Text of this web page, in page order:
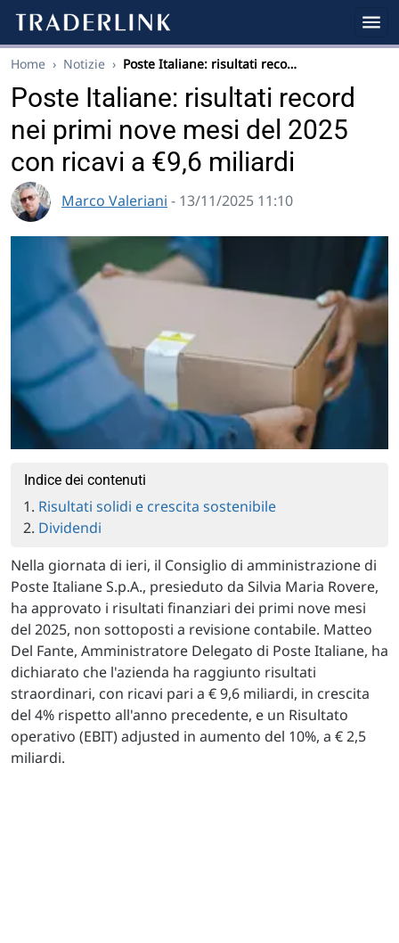
Home › Notizie › Poste Italiane: risultati reco…
Poste Italiane: risultati record
nei primi nove mesi del 2025
con ricavi a €9,6 miliardi
Marco Valeriani - 13/11/2025 11:10
Indice dei contenuti
Risultati solidi e crescita sostenibile
Dividendi
Nella giornata di ieri, il Consiglio di amministrazione di
Poste Italiane S.p.A., presieduto da Silvia Maria Rovere,
ha approvato i risultati finanziari dei primi nove mesi
del 2025, non sottoposti a revisione contabile. Matteo
Del Fante, Amministratore Delegato di Poste Italiane, ha
dichiarato che l'azienda ha raggiunto risultati
straordinari, con ricavi pari a € 9,6 miliardi, in crescita
del 4% rispetto all'anno precedente, e un Risultato
operativo (EBIT) adjusted in aumento del 10%, a € 2,5
miliardi.